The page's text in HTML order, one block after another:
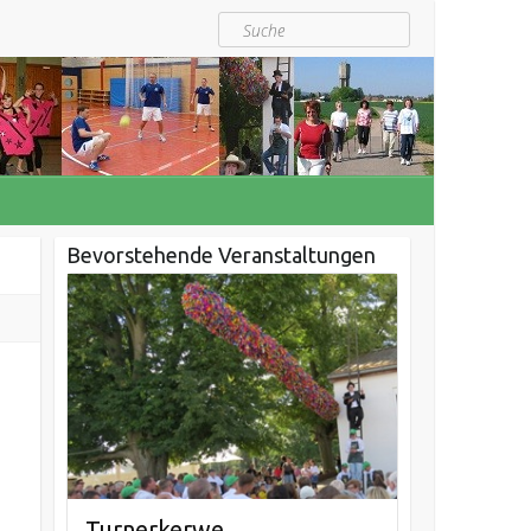
Suche
Bevorstehende Veranstaltungen